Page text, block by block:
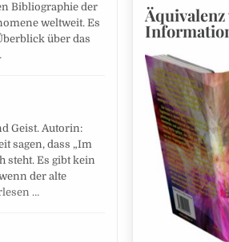
Bibliographie der
weltweit. Es
über das
Geist. Autorin:
sagen, dass „Im
steht. Es gibt kein
der alte
…
Äquivalenz